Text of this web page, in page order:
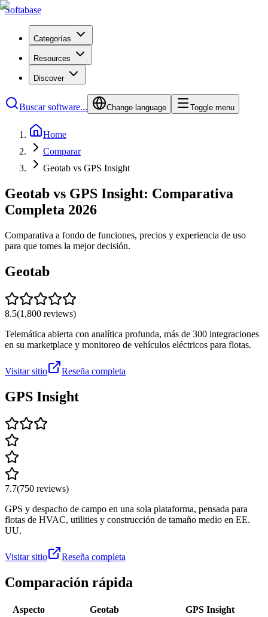
Softabase
Categorías
Resources
Discover
Buscar software... Change language Toggle menu
Home
Comparar
Geotab vs GPS Insight
Geotab vs GPS Insight: Comparativa
Completa 2026
Comparativa a fondo de funciones, precios y experiencia de uso
para que tomes la mejor decisión.
Geotab
8.5(1,800 reviews)
Telemática abierta con analítica profunda, más de 300 integraciones
en su marketplace y monitoreo de vehículos eléctricos para flotas.
Visitar sitio Reseña completa
GPS Insight
7.7(750 reviews)
GPS y despacho de campo en una sola plataforma, pensada para
flotas de HVAC, utilities y construcción de tamaño medio en EE.
UU.
Visitar sitio Reseña completa
Comparación rápida
Aspecto Geotab GPS Insight